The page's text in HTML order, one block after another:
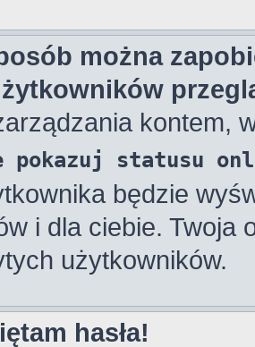
można
kontem,
pokazuj statusu
będzie
i dla ciebie. Twoja
użytkowników.
hasła!